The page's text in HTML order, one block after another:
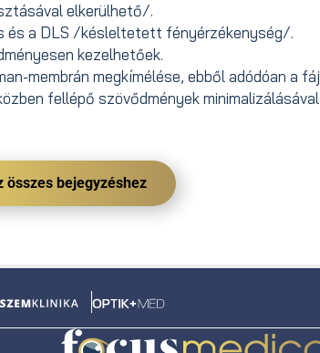
elkerülhető/.
és a DLS /késleltetett fényérzékenység/.
kezelhetőek.
membrán megkímélése, ebből adódóan a
fellépő szövődmények
összes bejegyzéshez